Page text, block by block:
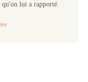
qu'on lui a rapporté.